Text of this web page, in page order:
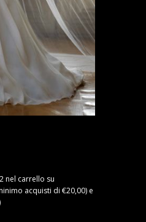
nel carrello su
acquisti di €20,00) e